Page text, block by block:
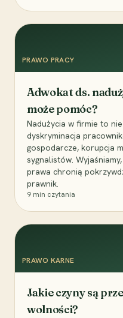
PRAWO PRACY
Adwokat ds.
może pomóc?
Nadużycia w firmie to
dyskryminacja
gospodarcze, korupcja
sygnalistów.
prawa chronią
prawnik.
9 min czytania
PRAWO KARNE
Jakie czyny są
wolności?